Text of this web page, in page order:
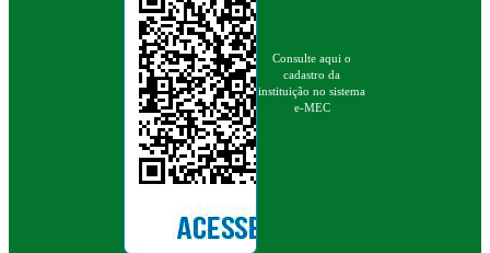
Consulte aqui o
cadastro da
instituição no sistema
e-MEC